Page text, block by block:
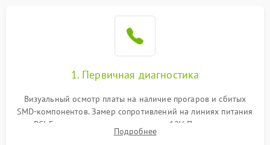
1. Первичная диагностика
Визуальный осмотр платы на наличие прогаров и сбитых
SMD-компонентов. Замер сопротивлений на линиях питания
PCI-E и дополнительных разъемах 12V. Проверка на
короткое замыкание основных дросселей питания GPU и
Подробнее